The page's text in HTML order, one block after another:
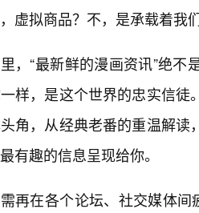
拟商品？不，是承载着我
，“最新鲜的漫画资讯”绝
样，是这个世界的忠实信
角，从经典老番的重温解
有趣的信息呈现给你。
再在各个论坛、社交媒体间